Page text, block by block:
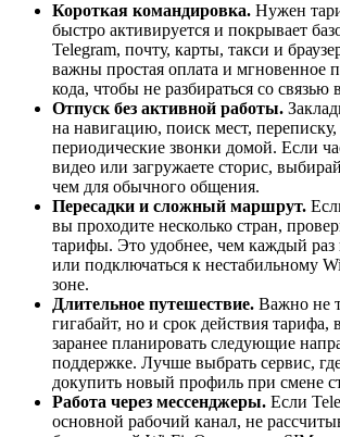
Короткая командировка. Нужен
быстро активируется и покрывает
Telegram, почту, карты, такси и
важны простая оплата и мгновенное
кода, чтобы не разбираться со связью
Отпуск без активной работы.
на навигацию, поиск мест,
периодические звонки домой. Если
видео или загружаете сторис,
чем для обычного общения.
Пересадки и сложный маршрут.
вы проходите несколько стран,
тарифы. Это удобнее, чем каждый
или подключаться к нестабильному
зоне.
Длительное путешествие. Важно не
гигабайт, но и срок действия тарифа,
заранее планировать следующие
поддержке. Лучше выбрать сервис,
докупить новый профиль при смене
Работа через мессенджеры. Если
основной рабочий канал, не